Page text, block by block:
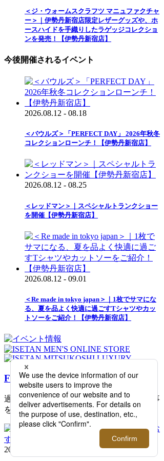
＜ジ・ウォームスクラフツ マニュファクチャ
ー＞｜伊勢丹新宿店限定レザーグッズや、ホ
ースハイドを手織りしたラゲッジコレクショ
ンを発売！【伊勢丹新宿店】
今後開催されるイベント
2026.08.12 - 08.18
＜バウルズ＞「PERFECT DAY」 2026年秋冬
コレクションローンチ！【伊勢丹新宿店】
2026.08.12 - 08.25
＜レッドマン＞｜スペシャルトランクショー
を開催【伊勢丹新宿店】
2026.08.12 - 09.01
＜Re made in tokyo japan＞｜1枚でサマにな
る、夏を品よく快適に過ごすTシャツやカッ
トソーをご紹介！【伊勢丹新宿店】
FEATURE
過去の記事まで読み返したくなる連載記事
を公開中！
2026.08.06 update